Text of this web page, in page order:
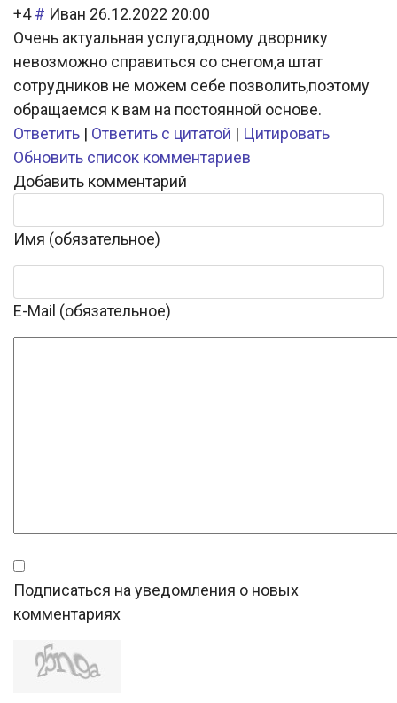
+4 # Иван 26.12.2022 20:00
Очень актуальная услуга,одному дворнику
невозможно справиться со снегом,а штат
сотрудников не можем себе позволить,поэтому
обращаемся к вам на постоянной основе.
Ответить | Ответить с цитатой | Цитировать
Обновить список комментариев
Добавить комментарий
Имя (обязательное)
E-Mail (обязательное)
Подписаться на уведомления о новых
комментариях